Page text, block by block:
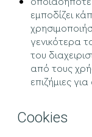
εμποδίζει
γενικότερα
του
από τους
επιζήμιες
Cookies